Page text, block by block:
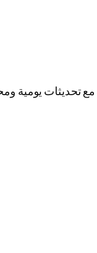
مع تحديثات يومية